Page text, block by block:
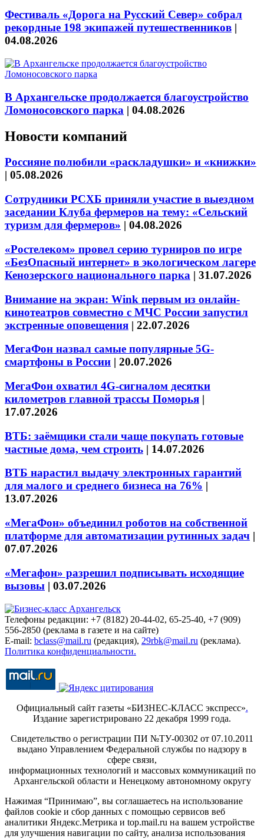
Фестиваль «Дорога на Русский Север» собрал
рекордные 198 экипажей путешественников |
04.08.2026
В Архангельске продолжается благоустройство
Ломоносовского парка | 04.08.2026
Новости компаний
Россияне полюбили «раскладушки» и «книжки»
| 05.08.2026
Сотрудники РСХБ приняли участие в выездном
заседании Клуба фермеров на тему: «Сельский
туризм для фермеров» | 04.08.2026
«Ростелеком» провел серию турниров по игре
«БезОпасный интернет» в экологическом лагере
Кенозерского национального парка | 31.07.2026
Внимание на экран: Wink первым из онлайн-
кинотеатров совместно с МЧС России запустил
экстренные оповещения | 22.07.2026
МегаФон назвал самые популярные 5G-
смартфоны в России | 20.07.2026
МегаФон охватил 4G-сигналом десятки
километров главной трассы Поморья |
17.07.2026
ВТБ: заёмщики стали чаще покупать готовые
частные дома, чем строить | 14.07.2026
ВТБ нарастил выдачу электронных гарантий
для малого и среднего бизнеса на 76% |
13.07.2026
«МегаФон» объединил роботов на собственной
платформе для автоматизации рутинных задач |
07.07.2026
«Мегафон» разрешил подписывать исходящие
вызовы | 03.07.2026
Телефоны редакции: +7 (8182) 20-44-02, 65-25-40, +7 (909)
556-2850 (реклама в газете и на сайте)
E-mail: bclass@mail.ru (редакция), 29rbk@mail.ru (реклама).
Политика конфиденциальности.
Официальный сайт газеты «БИЗНЕС-КЛАСС экспресс».
Издание зарегистрировано 22 декабря 1999 года.
Свидетельство о регистрации ПИ №ТУ-00302 от 07.10.2011
выдано Управлением Федеральной службы по надзору в
сфере связи,
информационных технологий и массовых коммуникаций по
Архангельской области и Ненецкому автономному округу
Нажимая “Принимаю”, вы соглашаетесь на использование
файлов cookie и сбор данных с помощью сервисов веб
аналитики Яндекс.Метрика и top.mail.ru на вашем устройстве
для улучшения навигации по сайту, анализа использования